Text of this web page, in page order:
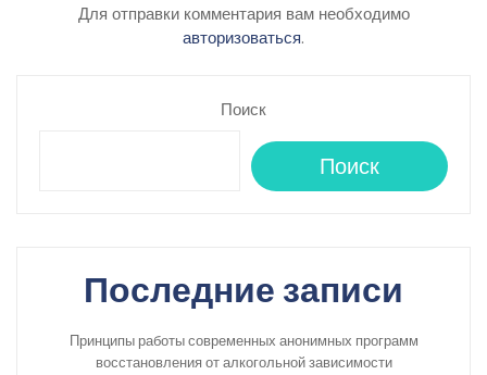
Для отправки комментария вам необходимо
авторизоваться.
Поиск
Поиск
Последние записи
Принципы работы современных анонимных программ
восстановления от алкогольной зависимости